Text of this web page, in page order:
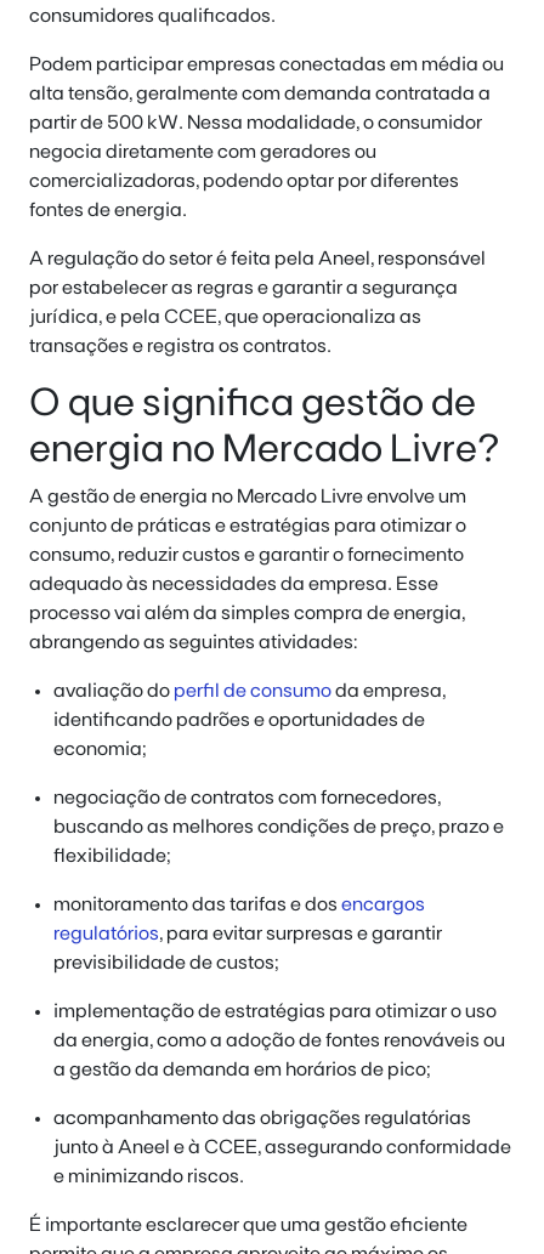
consumidores qualificados.
Podem participar empresas conectadas em média ou
alta tensão, geralmente com demanda contratada a
partir de 500 kW. Nessa modalidade, o consumidor
negocia diretamente com geradores ou
comercializadoras, podendo optar por diferentes
fontes de energia.
A regulação do setor é feita pela Aneel, responsável
por estabelecer as regras e garantir a segurança
jurídica, e pela CCEE, que operacionaliza as
transações e registra os contratos.
O que significa gestão de
energia no Mercado Livre?
A gestão de energia no Mercado Livre envolve um
conjunto de práticas e estratégias para otimizar o
consumo, reduzir custos e garantir o fornecimento
adequado às necessidades da empresa. Esse
processo vai além da simples compra de energia,
abrangendo as seguintes atividades:
avaliação do perfil de consumoda empresa,
identificando padrões e oportunidades de
economia;
negociação de contratos com fornecedores,
buscando as melhores condições de preço, prazo e
flexibilidade;
monitoramento das tarifas e dos encargos
regulatórios, para evitar surpresas e garantir
previsibilidade de custos;
implementação de estratégias para otimizar o uso
da energia, como a adoção de fontes renováveis ou
a gestão da demanda em horários de pico;
acompanhamento das obrigações regulatórias
junto à Aneel e à CCEE, assegurando conformidade
e minimizando riscos.
É importante esclarecer queuma gestão eficiente